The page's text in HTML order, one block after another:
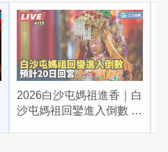
2026白沙屯媽祖進香｜白
沙屯媽祖回鑾進入倒數 預